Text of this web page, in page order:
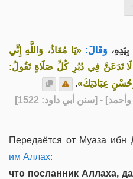
وَقَالَ: «يَا مُعَاذُ، وَاللَّهِ إِنِّي
لَا تَدَعَنَّ فِي دُبُرِ كُلِّ صَلَاةٍ تَقُولُ:
عِبَادَتِكَ».
- [سنن أبي داود: 1522]
Передаётся от Муаза ибн
им Аллах:
что посланник Аллаха,